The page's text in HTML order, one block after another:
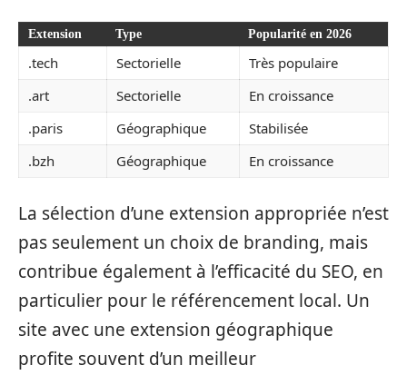
Extension Type Popularité en 2026
.tech Sectorielle
Très populaire
.art
Sectorielle
En croissance
.paris
Géographique
Stabilisée
.bzh
Géographique En croissance
La sélection d’une extension appropriée n’est
pas seulement un choix de branding, mais
contribue également à l’efficacité du SEO, en
particulier pour le référencement local. Un
site avec une extension géographique
profite souvent d’un meilleur